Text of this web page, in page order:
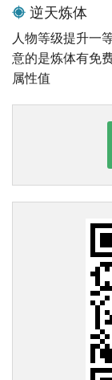
逆天炼体
人物等级提升一
意的是炼体有免
属性值